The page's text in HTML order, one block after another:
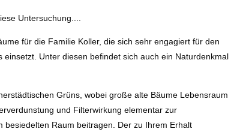
Untersuchung....
für die Familie Koller, die sich sehr engagiert für den
einsetzt. Unter diesen befindet sich auch ein Naturdenkmal
Grüns, wobei große alte Bäume Lebensraum
und Filterwirkung elementar zur
besiedelten Raum beitragen. Der zu Ihrem Erhalt